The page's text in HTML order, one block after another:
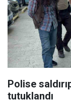
Polise
tutuklandı